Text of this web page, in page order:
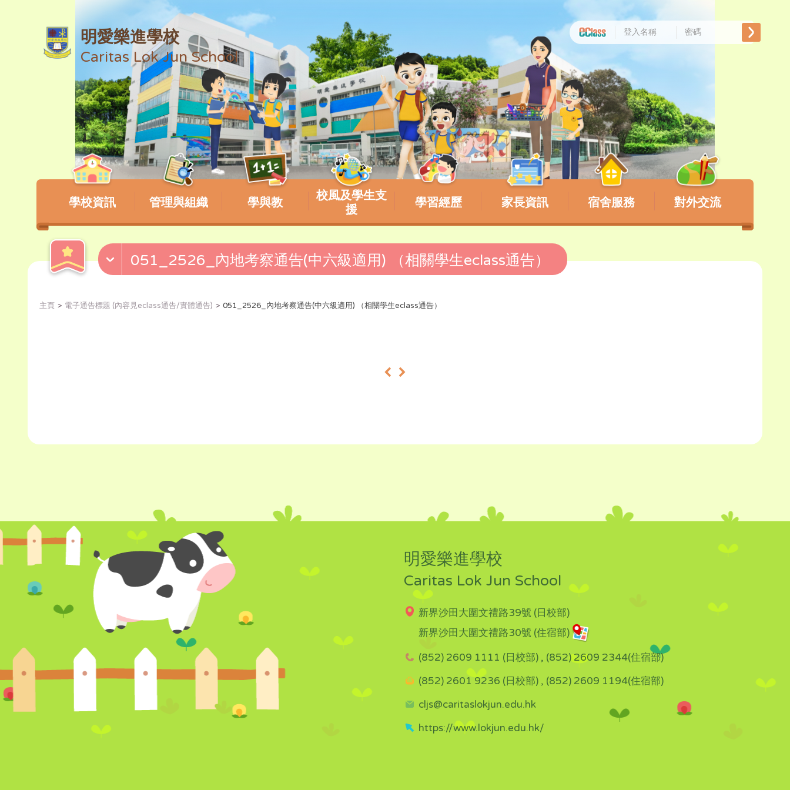
明愛樂進學校
Caritas Lok Jun School
學校資訊 管理與組織 學與教
校風及學生支
援
學習經歷 家長資訊 宿舍服務 對外交流
051_2526_內地考察通告(中六級適用) （相關學生eclass通告）
主頁 電子通告標題 (內容見eclass通告/實體通告) 051_2526_內地考察通告(中六級適用) （相關學生eclass通告）
« »
明愛樂進學校
Caritas Lok Jun School
新界沙田大圍文禮路39號 (日校部)
新界沙田大圍文禮路30號 (住宿部)
(852) 2609 1111 (日校部) , (852) 2609 2344(住宿部)
(852) 2601 9236 (日校部) , (852) 2609 1194(住宿部)
cljs@caritaslokjun.edu.hk
https://www.lokjun.edu.hk/